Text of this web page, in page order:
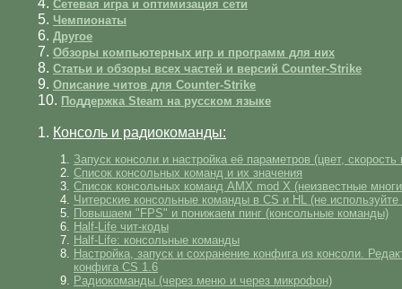
4. Сетевая игра и оптимизация сети
5. Чемпионаты
6. Другое
7. Обзоры компьютерных игр и программ для них
8. Статьи и обзоры всех частей и версий Counter-Strike
9. Описание читов для Counter-Strike
10. Поддержка Steam на русском языке
1. Консоль и радиокоманды:
Запуск консоли и настройка её параметров (цвет, скорость
Список консольных команд и их значения
Список консольных команд AMX mod X (неизвестные
Читерские консольные команды в CS и HL (не используйте
Повышаем "FPS" и понижаем пинг (консольные команды)
Half-Life чит-коды
Half-Life: консольные команды
Настройка, запуск и сохранение конфига из консоли.
конфига CS 1.6
Радиокоманды (через меню и через микрофон)